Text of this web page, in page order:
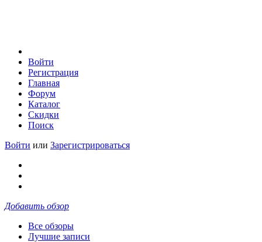
Войти
Регистрация
Главная
Форум
Каталог
Скидки
Поиск
Войти или Зарегистрироваться
Добавить обзор
Все обзоры
Лучшие записи